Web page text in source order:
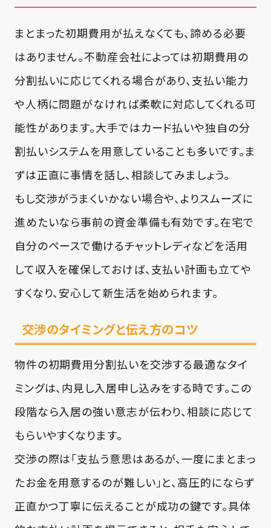
まとまった初期費用が払えなくても、諦める必要
はありません。不動産会社によっては初期費用の
分割払いに応じてくれる場合があり、支払い能力
や人柄に問題がなければ柔軟に対応してくれる可
能性があります。大手ではカード払いや独自の分
割払いシステムを用意していることも多いです。ま
ずは正直に事情を話し、相談してみましょう。
もし交渉がうまくいかない場合や、よりスムーズに
進めたいなら事前の資金準備も有効です。在宅で
自分のペースで働けるチャットレディなどを活用
して収入を確保しておけば、支払い計画も立てや
すくなり、安心して新生活を始められます。
交渉のタイミングと伝え方のコツ
物件の初期費用分割払いを交渉する最適なタイ
ミングは、内見し入居申し込みをする時です。この
段階なら入居の強い意志が伝わり、相談に応じて
もらいやすくなります。
交渉の際は「支払う意思はあるが、一度にまとまっ
たお金を用意するのが難しい」と、高圧的にならず
正直かつ丁寧に伝えることが成功の鍵です。具体